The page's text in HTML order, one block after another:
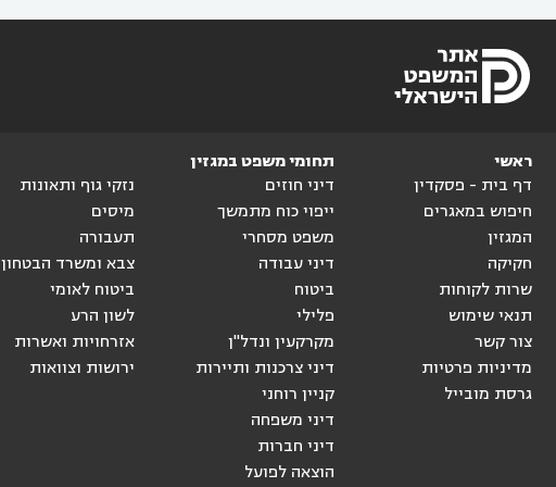
ראשי
דף בית - פסקדין
חיפוש במאגרים
המגזין
חקיקה
שרות לקוחות
תנאי שימוש
צור קשר
מדיניות פרטיות
גרסת מובייל
תחומי משפט במגזין
דיני חוזים
ייפוי כוח מתמשך
משפט מסחרי
דיני עבודה
ביטוח
פלילי
מקרקעין ונדל"ן
דיני צרכנות ותיירות
קניין רוחני
דיני משפחה
דיני חברות
הוצאה לפועל
נזקי גוף ותאונות
מיסים
תעבורה
צבא ומשרד הבטחון
ביטוח לאומי
לשון הרע
אזרחויות ואשרות
ירושות וצוואות